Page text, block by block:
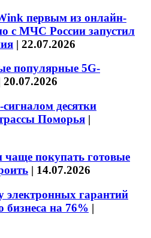
первым из онлайн-
с МЧС России запустил
| 22.07.2026
популярные 5G-
20.07.2026
десятки
Поморья |
покупать готовые
| 14.07.2026
гарантий
бизнеса на 76% |